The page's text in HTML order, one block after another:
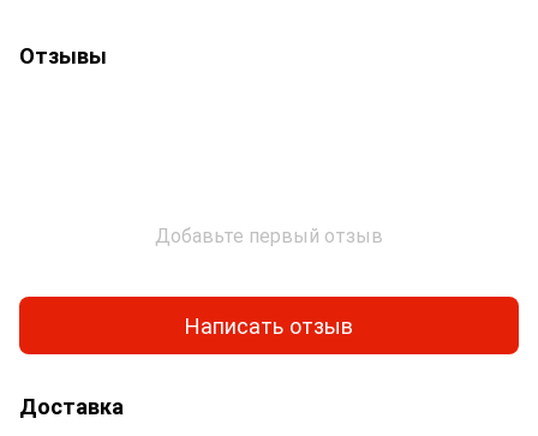
Отзывы
Добавьте первый отзыв
Написать отзыв
Доставка